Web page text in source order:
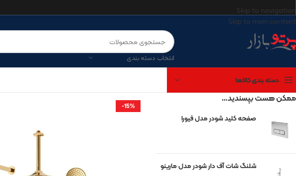
Skip to navigation
Skip to main content
انتخاب دسته بندی
دسته بندی کالاها
برندهای موجود
شیرآلات شودر
چینی کرد
ممکن هست بپسندید…
صفحه کلید شودر مدل فیورا
شلنگ شات آف دار شودر مدل مارینو
-15%